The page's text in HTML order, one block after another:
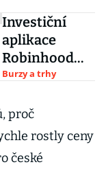
Investiční
aplikace
Robinhood
drtí
Má za sebou
rekordní
měsíc a další
investory v
Burzy a trhy
proč
rostly ceny
české